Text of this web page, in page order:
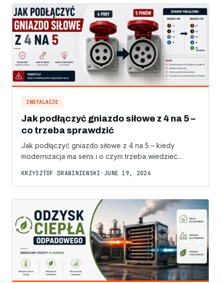
INSTALACJE
Jak podłączyć gniazdo siłowe z 4 na 5 –
co trzeba sprawdzić
Jak podłączyć gniazdo siłowe z 4 na 5 – kiedy
modernizacja ma sens i o czym trzeba wiedzieć…
KRZYSZTOF DRABINIEWSKI • JUNE 19, 2026